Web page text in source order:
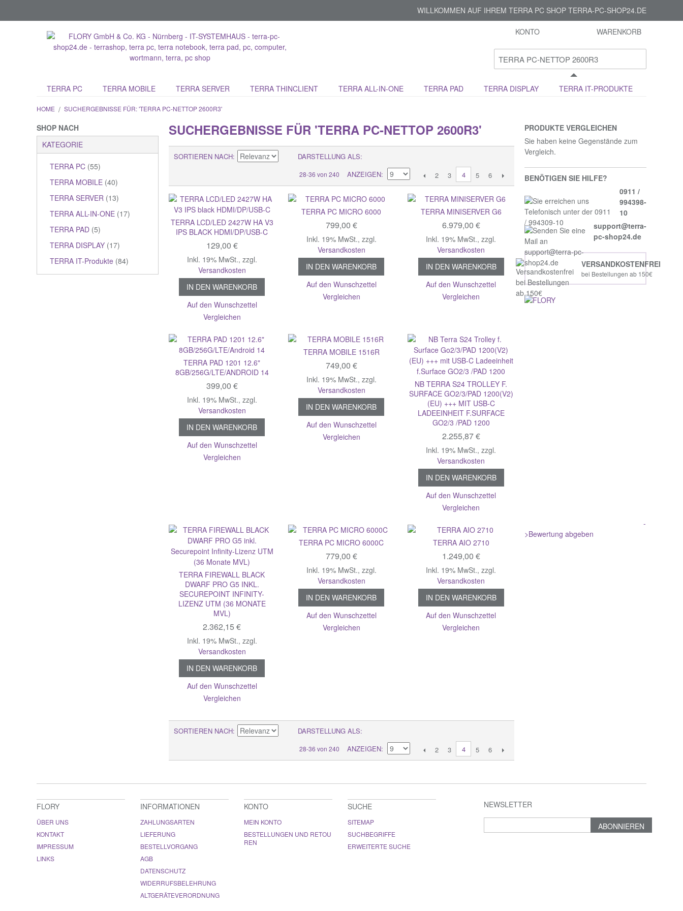
WILLKOMMEN AUF IHREM TERRA PC SHOP TERRA-PC-SHOP24.DE
KONTO WARENKORB
TERRA PC TERRA MOBILE TERRA SERVER TERRA THINCLIENT TERRA ALL-IN-ONE TERRA PAD TERRA DISPLAY TERRA IT-PRODUKTE
HOME / SUCHERGEBNISSE FÜR: 'TERRA PC-NETTOP 2600R3'
SHOP NACH
KATEGORIE
TERRA PC (55)
TERRA MOBILE (40)
TERRA SERVER (13)
TERRA ALL-IN-ONE (17)
TERRA PAD (5)
TERRA DISPLAY (17)
TERRA IT-Produkte (84)
SUCHERGEBNISSE FÜR 'TERRA PC-NETTOP 2600R3'
DARSTELLUNG ALS
SORTIEREN NACH
28-36 von 240 ANZEIGEN 2 3 4 5 6
TERRA LCD/LED 2427W HA V3
IPS BLACK HDMI/DP/USB-C
129,00 €
Inkl. 19% MwSt., zzgl.
Versandkosten
IN DEN WARENKORB
Auf den Wunschzettel
Vergleichen
TERRA PC MICRO 6000
799,00 €
Inkl. 19% MwSt., zzgl.
Versandkosten
IN DEN WARENKORB
Auf den Wunschzettel
Vergleichen
TERRA MINISERVER G6
6.979,00 €
Inkl. 19% MwSt.,zzgl.
Versandkosten
IN DEN WARENKORB
Auf den Wunschzettel
Vergleichen
TERRA PAD 1201 12.6"
8GB/256G/LTE/ANDROID 14
399,00 €
Inkl. 19% MwSt., zzgl.
Versandkosten
IN DEN WARENKORB
Auf den Wunschzettel
Vergleichen
TERRA MOBILE 1516R
749,00 €
Inkl. 19% MwSt., zzgl.
Versandkosten
IN DEN WARENKORB
Auf den Wunschzettel
Vergleichen
NB TERRA S24 TROLLEY F.
SURFACE GO2/3/PAD 1200(V2)
(EU) +++ MIT USB-C
LADEEINHEIT F.SURFACE
GO2/3 /PAD 1200
2.255,87 €
Inkl. 19% MwSt.,zzgl.
Versandkosten
IN DEN WARENKORB
Auf den Wunschzettel
Vergleichen
TERRA FIREWALL BLACK
DWARF PRO G5 INKL.
SECUREPOINT INFINITY-
LIZENZ UTM (36 MONATE
MVL)
2.362,15 €
Inkl. 19% MwSt., zzgl.
Versandkosten
IN DEN WARENKORB
Auf den Wunschzettel
Vergleichen
TERRA PC MICRO 6000C
779,00 €
Inkl. 19% MwSt., zzgl.
Versandkosten
IN DEN WARENKORB
Auf den Wunschzettel
Vergleichen
TERRA AIO 2710
1.249,00 €
Inkl. 19% MwSt.,zzgl.
Versandkosten
IN DEN WARENKORB
Auf den Wunschzettel
Vergleichen
DARSTELLUNG ALS
SORTIEREN NACH
28-36 von 240 ANZEIGEN 2 3 4 5 6
PRODUKTE VERGLEICHEN
Sie haben keine Gegenstände zum
Vergleich.
BENÖTIGEN SIE HILFE?
0911 /
994398-
10
support@terra-
pc-shop24.de
VERSANDKOSTENFREI
bei Bestellungen ab 150€
-
>Bewertung abgeben
NEWSLETTER
ABONNIEREN
FLORY
ÜBER UNS
KONTAKT
IMPRESSUM
LINKS
INFORMATIONEN
ZAHLUNGSARTEN
LIEFERUNG
BESTELLVORGANG
AGB
DATENSCHUTZ
WIDERRUFSBELEHRUNG
ALTGERÄTEVERORDNUNG
KONTO
MEIN KONTO
BESTELLUNGEN UND RETOU
REN
SUCHE
SITEMAP
SUCHBEGRIFFE
ERWEITERTE SUCHE